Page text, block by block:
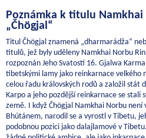
Poznámka k titulu
„Čhögjal“
Titul Čhögjal znamená „dharmarádža“
titulů, jež byly uděleny Namkhai Norbu
rozpoznán Jeho Svatostí 16. Gjalwa
tibetskými lamy jako reinkarnace velkého
celou řadu královských rodů a založil stát
Karpo a jeho pozdější reinkarnace se stali
země. I když Čhögjal Namkhai Norbu není
Bhútánem, narodil se a vyrostl v Tibetu,
podobnou pozici jako dalajlamové v